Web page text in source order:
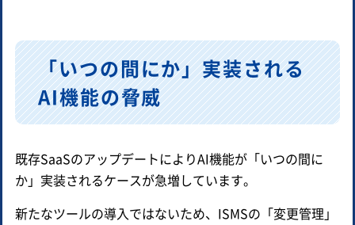
「いつの間にか」実装される
AI機能の脅威
既存SaaSのアップデートによりAI機能が「いつの間に
か」実装されるケースが急増しています。
新たなツールの導入ではないため、ISMSの「変更管理」